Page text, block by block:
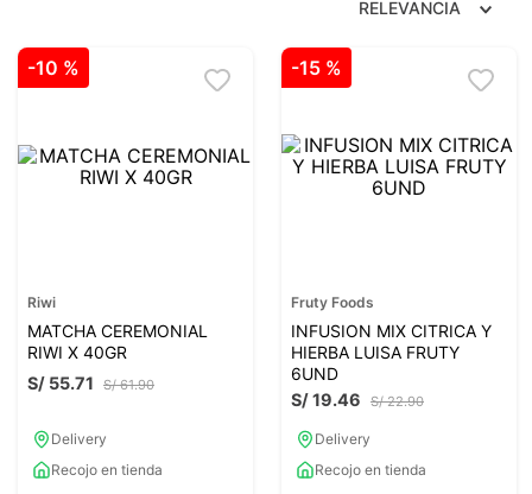
5.
7.
glicinato magnesio
RELEVANCIA
-10 %
Riwi
MATCHA CEREMONIAL
RIWI X 40GR
S/ 61.90
S/ 55.71
Delivery
Recojo en tienda
-15 %
Fruty Foods
INFUSION MIX CITRICA Y
HIERBA LUISA FRUTY
6UND
S/ 22.90
S/19.46
Delivery
Recojo en tienda